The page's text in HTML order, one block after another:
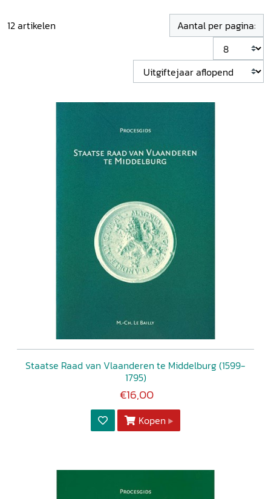
12artikelen Aantal per pagina:
Staatse Raad van Vlaanderen te Middelburg (1599-
1795)
€16,00
Kopen